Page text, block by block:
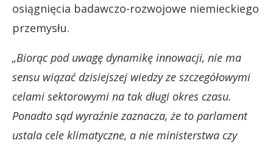
osiągnięcia badawczo-rozwojowe niemieckiego
przemysłu.
„Biorąc pod uwagę dynamikę innowacji, nie ma
sensu wiązać dzisiejszej wiedzy ze szczegółowymi
celami sektorowymi na tak długi okres czasu.
Ponadto sąd wyraźnie zaznacza, że to parlament
ustala cele klimatyczne, a nie ministerstwa czy